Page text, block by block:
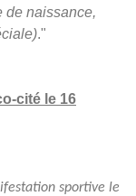
de naissance,
."
cité le 16
sportive le